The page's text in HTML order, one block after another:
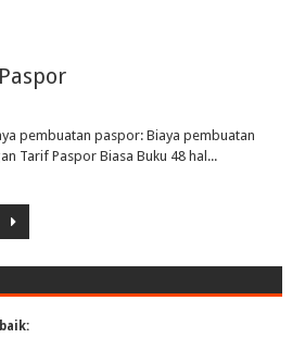
pembuatan paspor: Biaya pembuatan
Tarif Paspor Biasa Buku 48 hal...